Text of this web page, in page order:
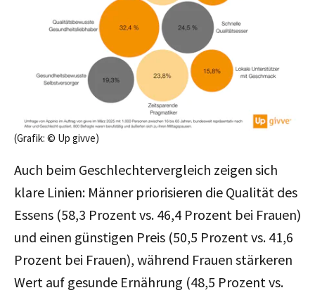
(Grafik: © Up givve)
Auch beim Geschlechtervergleich zeigen sich
klare Linien: Männer priorisieren die Qualität des
Essens (58,3 Prozent vs. 46,4 Prozent bei Frauen)
und einen günstigen Preis (50,5 Prozent vs. 41,6
Prozent bei Frauen), während Frauen stärkeren
Wert auf gesunde Ernährung (48,5 Prozent vs.